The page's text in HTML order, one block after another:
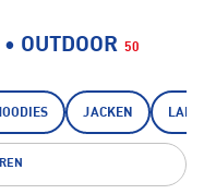
OUTDOOR 50
JACKEN